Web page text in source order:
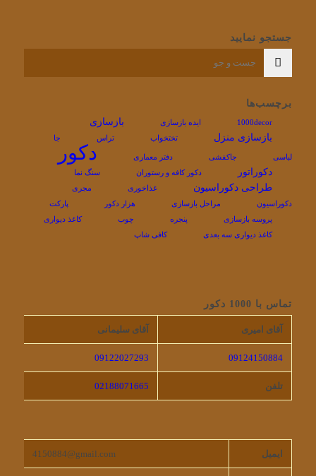
جستجو نمایید
برچسب‌ها
1000decor ایده بازسازی
بازسازی
بازسازی منزل
تختخواب تراس جا
لباسی جاکفشی دفتر معماری دکور
دکوراتور دکور کافه و رستوران سنگ نما
طراحی دکوراسیون غذاخوری
مجری
دکوراسیون
مراحل بازسازی هزار دکور
پارکت
پروسه بازسازی
پنجره چوب
کاغذ دیواری
کاغذ دیواری سه بعدی
کافی شاپ
تماس با 1000 دکور
آقای امیری آقای سلیمانی
09124150884
09122027293
تلفن 02188071665
ایمیل 4150884@gmail.com